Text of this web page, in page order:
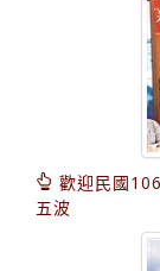
歡迎民國
五波